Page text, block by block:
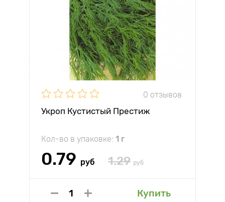
0 отзывов
Укроп Кустистый Престиж
Кол-во в упаковке: 1 г
0.79 руб 1.29 руб
Купить